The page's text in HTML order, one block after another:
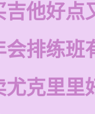
吉他好点
会排练班
尤克里里